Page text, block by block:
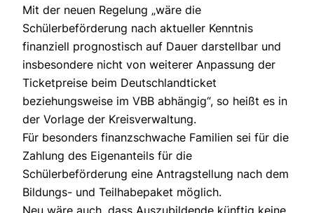
Mit der neuen Regelung „wäre die
Schülerbeförderung nach aktueller Kenntnis
finanziell prognostisch auf Dauer darstellbar und
insbesondere nicht von weiterer Anpassung der
Ticketpreise beim Deutschlandticket
beziehungsweise im VBB abhängig“, so heißt es in
der Vorlage der Kreisverwaltung.
Für besonders finanzschwache Familien sei für die
Zahlung des Eigenanteils für die
Schülerbeförderung eine Antragstellung nach dem
Bildungs- und Teilhabepaket möglich.